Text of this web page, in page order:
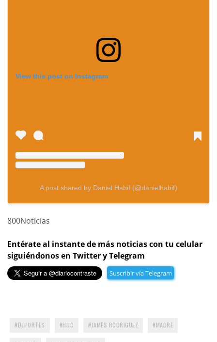
View this post on Instagram
A post shared by Daniel Habif (@danielhabif)
800Noticias
Entérate al instante de más noticias con tu celular
siguiéndonos en Twitter y Telegram
Suscribir vía Telegram
DEPORTES HIJO JAMES RODRIGUEZ MADRE